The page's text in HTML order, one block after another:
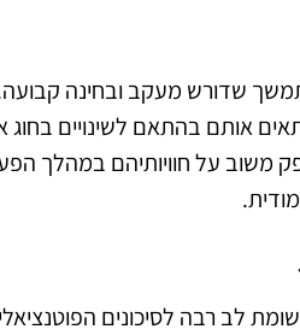
שדורש מעקב ובחינה
אותם בהתאם לשינויים בחוג
על חוויותיהם במהלך
לב רבה לסיכונים